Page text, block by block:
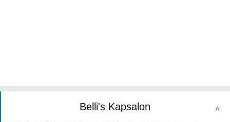
Belli's Kapsalon